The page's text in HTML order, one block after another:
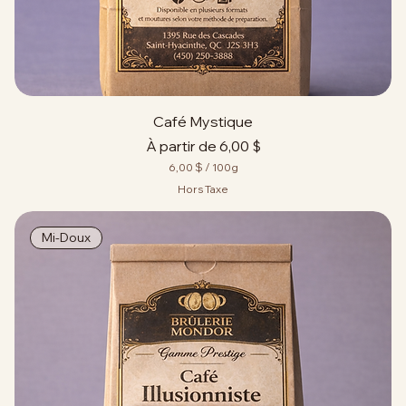
a
m
m
e
s
Café Mystique
À partir de6,00 $
Prix promotionnel